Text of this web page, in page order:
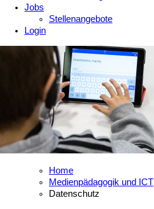
Jobs
Stellenangebote
Login
Home
Medienpädagogik und ICT
Datenschutz